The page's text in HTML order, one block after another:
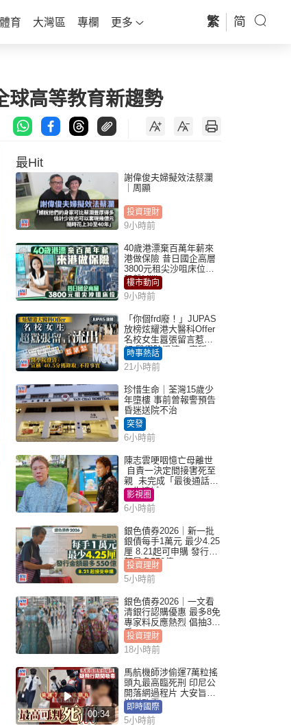
體育 大灣區 專欄 更多 繁 简
球高等教育新趨勢
最Hit
謝偉俊夫婦擬效法蔡瀾
｜周顯
投資理財
9小時前
40歲港漂棄百萬年薪來
港做保險 昔日國企高層
3800元租尖沙咀床位｜
租盤Million
樓市動向
9小時前
「你個frd廢！」JUPAS
放榜炫耀港大醫科Offer
名校女生囂張留言惹眾
怒 醫學院澄清：宣稱
「40.5分獲錄取」不符事
實｜Juicy叮
時事熱話
21小時前
珍惜生命｜荃灣15歲少
年墮樓 事前曾報警預告
昏迷送院不治
突發
6小時前
陳志雲哽咽憶亡母離世
自責一決定間接害死至
親 未完成「最後通話」
一生遺憾
影視圈
6小時前
銀色債券2026｜新一批
銀債每手1萬元 最少4.25
厘 8.21起可申購 發行金
額最多550億
投資理財
5小時前
銀色債券2026｜一文看
清銀行認購優惠 最多8免
專家料反應熱烈 倡抽30
手
投資理財
18小時前
00:34
馬航機師涉偷運7萬粒搖
頭丸最高臨死刑 印尼公
開落網過程片 大安旨意
豈料敗露
即時國際
5小時前